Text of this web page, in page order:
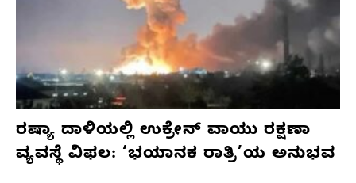
ರಷ್ಯಾ ದಾಳಿಯಲ್ಲಿ ಉಕ್ರೇನ್ ವಾಯು ರಕ್ಷಣಾ
ವ್ಯವಸ್ಥೆ ವಿಫಲ: ‘ಭಯಾನಕ ರಾತ್ರಿ’ಯ ಅನುಭವ